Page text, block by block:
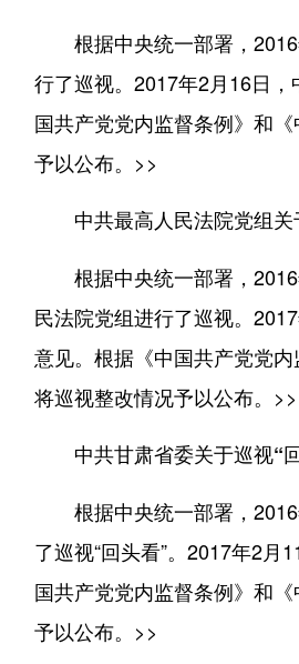
根据中央统一部署，2016
行了巡视。2017年2月16日
国共产党党内监督条例》和
予以公布。 >>
中共最高人民法院党组
根据中央统一部署，2016
民法院党组进行了巡视。
意见。根据《中国共产党党
将巡视整改情况予以公布。 >>
中共甘肃省委关于巡视“
根据中央统一部署，2016
了巡视“回头看”。2017年2
国共产党党内监督条例》和
予以公布。 >>